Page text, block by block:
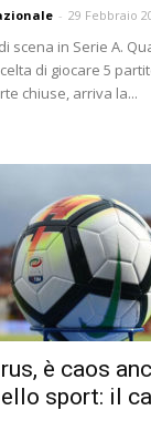
- 29 Febbraio
scena in Serie A.
di giocare 5
chiuse, arriva la...
è caos
sport: il